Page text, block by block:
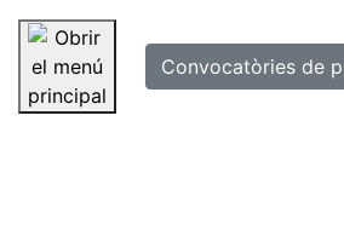
Saltar la navegació
selectedConvocatòries de